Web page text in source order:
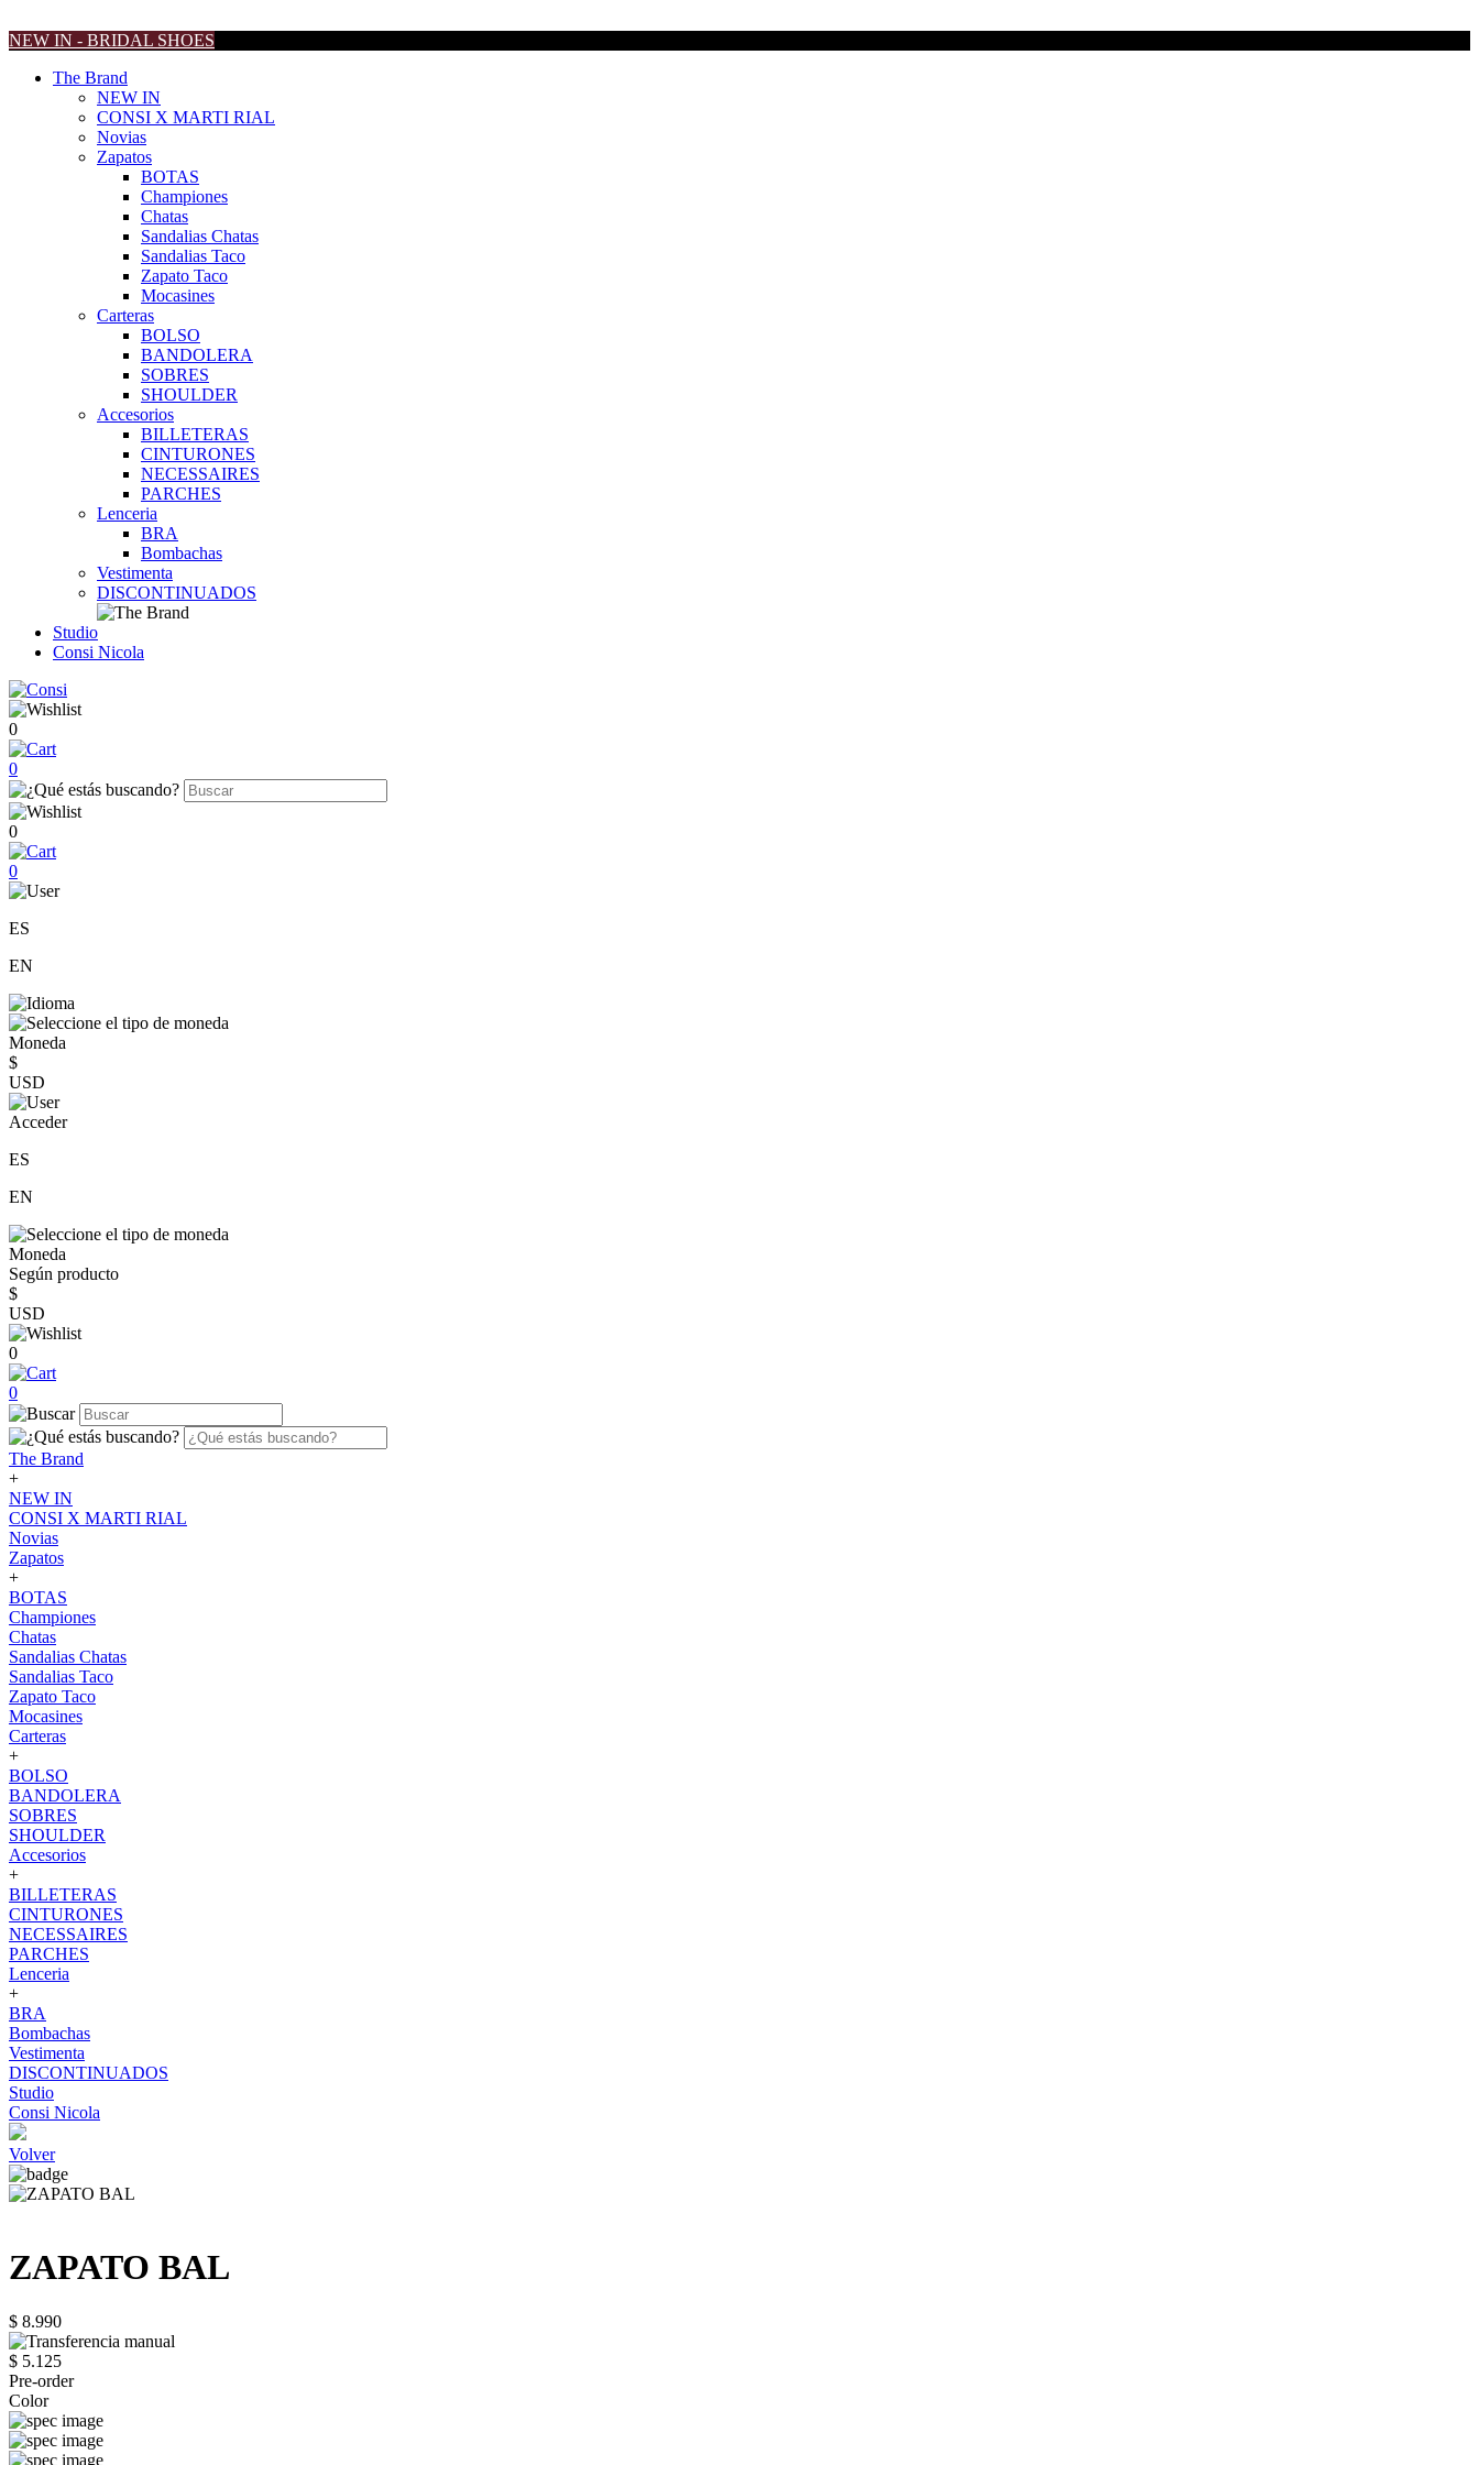
NEW IN - BRIDAL SHOES
The Brand
NEW IN
CONSI X MARTI RIAL
Novias
Zapatos
BOTAS
Championes
Chatas
Sandalias Chatas
Sandalias Taco
Zapato Taco
Mocasines
Carteras
BOLSO
BANDOLERA
SOBRES
SHOULDER
Accesorios
BILLETERAS
CINTURONES
NECESSAIRES
PARCHES
Lenceria
BRA
Bombachas
Vestimenta
DISCONTINUADOS
Studio
Consi Nicola
0
0
0
0
ES
EN
Moneda
$
USD
Acceder
ES
EN
Moneda
Según producto
$
USD
0
0
The Brand
+
NEW IN
CONSI X MARTI RIAL
Novias
Zapatos
+
BOTAS
Championes
Chatas
Sandalias Chatas
Sandalias Taco
Zapato Taco
Mocasines
Carteras
+
BOLSO
BANDOLERA
SOBRES
SHOULDER
Accesorios
+
BILLETERAS
CINTURONES
NECESSAIRES
PARCHES
Lenceria
+
BRA
Bombachas
Vestimenta
DISCONTINUADOS
Studio
Consi Nicola
Volver
ZAPATO BAL
$ 8.990
$ 5.125
Pre-order
Color